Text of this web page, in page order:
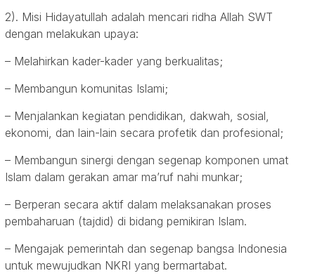
2). Misi Hidayatullah adalah mencari ridha Allah SWT
dengan melakukan upaya:
– Melahirkan kader-kader yang berkualitas;
– Membangun komunitas Islami;
– Menjalankan kegiatan pendidikan, dakwah, sosial,
ekonomi, dan lain-lain secara profetik dan profesional;
– Membangun sinergi dengan segenap komponen umat
Islam dalam gerakan amar ma’ruf nahi munkar;
– Berperan secara aktif dalam melaksanakan proses
pembaharuan (tajdid) di bidang pemikiran Islam.
– Mengajak pemerintah dan segenap bangsa Indonesia
untuk mewujudkan NKRI yang bermartabat.